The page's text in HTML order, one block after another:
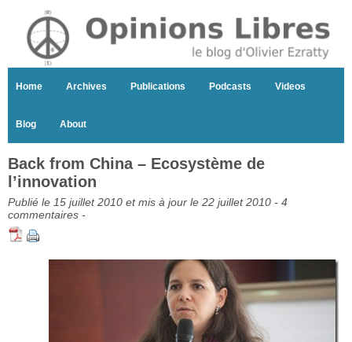
Home Archives Publications Podcasts Videos
Blog About
Back from China – Ecosystème de
l’innovation
Publié le 15 juillet 2010 et mis à jour le 22 juillet 2010 - 4
commentaires -